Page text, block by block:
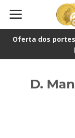
Oferta dos
D.